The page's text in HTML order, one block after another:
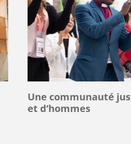
Une communauté
et d’hommes